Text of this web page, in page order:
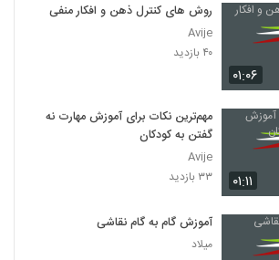
۰۱:۰۶
روش های کنترل ذهن و افکار منفی
Avije
۴۰ بازدید
۰۱:۱۱
مهم‌ترین نکات برای آموزش مهارت نه
گفتن به کودکان
Avije
۳۳ بازدید
آموزش گام به گام نقاشی
میلاد